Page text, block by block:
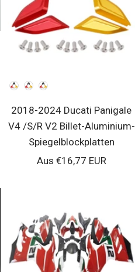
Farbe
2018-2024 Ducati Panigale
V4 /S/R V2 Billet-Aluminium-
Spiegelblockplatten
Verkaufspreis
Aus €16,77 EUR